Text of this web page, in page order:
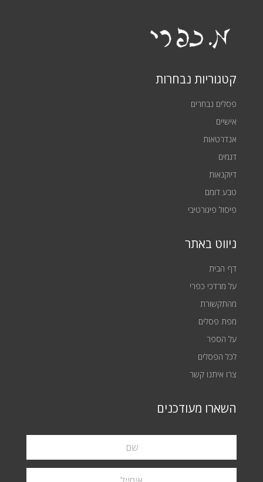
קטגוריות נבחרות
פסלים נבחרים
אישיים
אנדרטאות
דגמים
דיוקנאות
טבע דומם
פיסול פיגורטיבי
ניווט באתר
דף הבית
על מרדכי כפרי
מהתקשורת
מפת פסלים
על הספר
לכל הפסלים
צרו איתנו קשר
השארו מעודכנים